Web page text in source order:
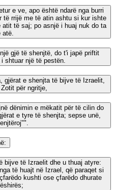
e ve, apo është ndarë nga burri
të rrijë me të atin ashtu si kur ishte
të saj; po asnjë i huaj nuk do ta
atë.
gjë të shenjtë, do t'i japë priftit
shtuar një të pestën.
gjërat e shenjta të bijve të Izraelit,
për ngritje,
dënimin e mëkatit për të cilin do
e tyre të shenjta; sepse unë,
bijve të Izraelit dhe u thuaj atyre:
të huajt në Izrael, që paraqet si
kushti ose çfarëdo dhurate